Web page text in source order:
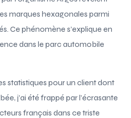
marques hexagonales parmi
Ce phénomène s’explique en
dans le parc automobile
statistiques pour un client dont
j’ai été frappé par l’écrasante
français dans ce triste